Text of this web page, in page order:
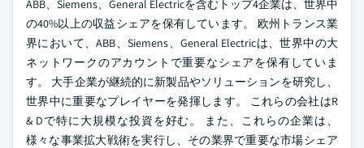
ABB、Siemens、General Electricを含むトップ4企業は、世界中
の40%以上の収益シェアを保有しています。 欧州トランス業
界において、ABB、Siemens、General Electricは、世界中の大
ネットワークのアカウントで重要なシェアを保有していま
す。 大手企業が継続的に新製品やソリューションを研究し、
世界中に重要なプレイヤーを発揮します。 これらの会社はR
& Dで特に大規模な投資を好む。 また、これらの企業は、
様々な事業拡大戦術を実行し、その業界で重要な市場シェア